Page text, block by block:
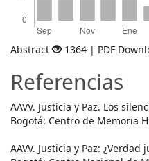
Abstract 1364 | PDF
Referencias
AAVV. Justicia y Paz. Los
Bogotá: Centro de Memoria
AAVV. Justicia y Paz: